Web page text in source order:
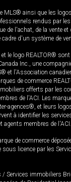
MLS® ainsi que les
rendus par
de l'achat, de la vente et
d'un système de
le logo REALTOR®
Inc., une
et l'Association
de commerce
offerts par les
de l'ACI. Les
agences®, et leurs
à identifier les
agents membres de l'ACI.
de commerce
sous licence par les
/ Services immobiliers